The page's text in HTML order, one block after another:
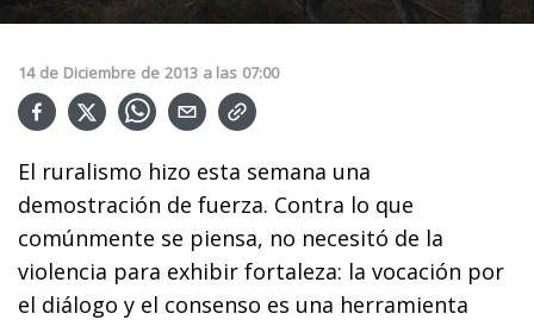
14 de Diciembre de 2013 a las 07:00
El ruralismo hizo esta semana una
demostración de fuerza. Contra lo que
comúnmente se piensa, no necesitó de la
violencia para exhibir fortaleza: la vocación por
el diálogo y el consenso es una herramienta